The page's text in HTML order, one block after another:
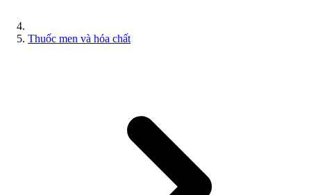
Thuốc men và hóa chất